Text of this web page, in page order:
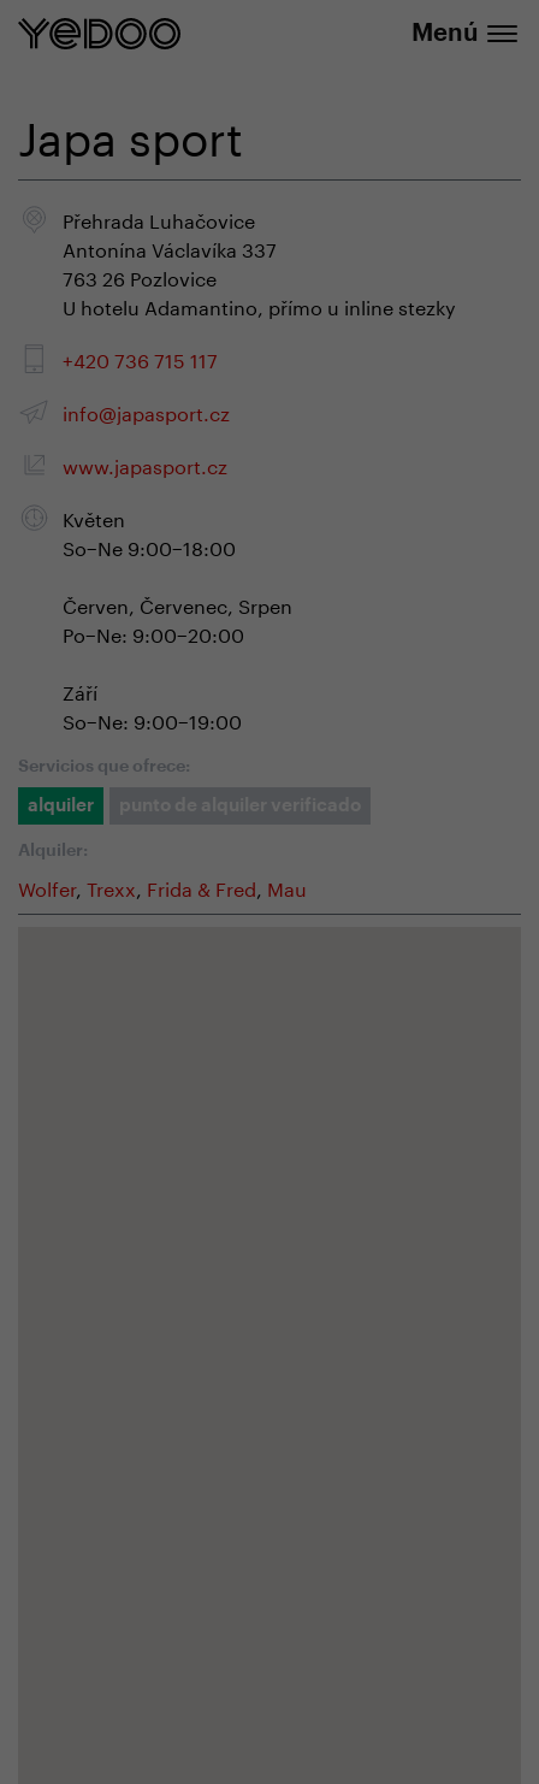
Menú
Japa sport
Přehrada Luhačovice
Antonína Václavíka 337
763 26 Pozlovice
U hotelu Adamantino, přímo u inline stezky
+420 736 715 117
info@japasport.cz
www.japasport.cz
Květen
So−Ne 9:00−18:00
Červen, Červenec, Srpen
Po−Ne: 9:00−20:00
Září
So−Ne: 9:00−19:00
Servicios que ofrece:
alquiler
Alquiler:
Wolfer, Trexx, Frida & Fred, Mau